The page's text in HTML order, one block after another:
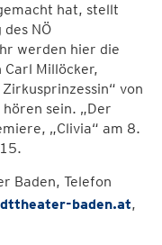
hat, stellt
NÖ
werden hier die
Millöcker,
von
sein. „Der
„Clivia“ am 8.
Baden, Telefon
baden.at,